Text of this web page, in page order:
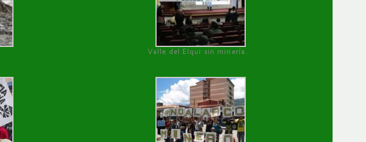
Valle del Elqui sin minería.